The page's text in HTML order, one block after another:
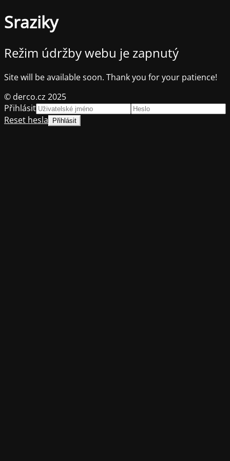
Sraziky
Režim údržby webu je zapnutý
Site will be available soon. Thank you for your patience!
© derco.cz 2025
Přihlásit
Reset hesla